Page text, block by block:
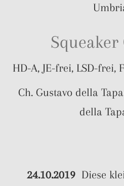
HD-A, JE-frei, LSD-frei,
Ch. Gustavo della
della
24.10.2019 Diese